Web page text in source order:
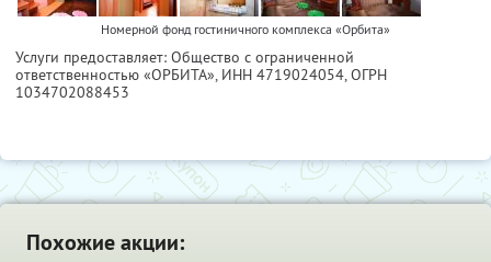
Номерной фонд гостиничного комплекса «Орбита»
Услуги предоставляет: Общество с ограниченной
ответственностью «ОРБИТА», ИНН 4719024054, ОГРН
1034702088453
Похожие акции: